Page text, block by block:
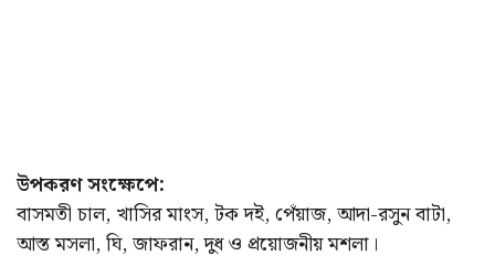
উপকরণ সংক্ষেপে:
বাসমতী চাল, খাসির মাংস, টক দই, পেঁয়াজ, আদা-রসুন বাটা,
আস্ত মসলা, ঘি, জাফরান, দুধ ও প্রয়োজনীয় মশলা।